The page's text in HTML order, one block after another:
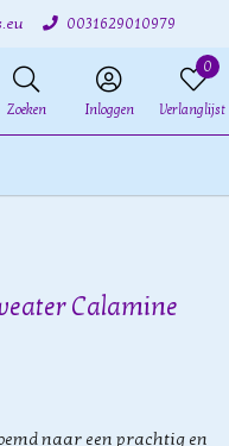
0031629010979
Zoeken Inloggen
0
Verlanglijst
Calamine
naar een prachtig en